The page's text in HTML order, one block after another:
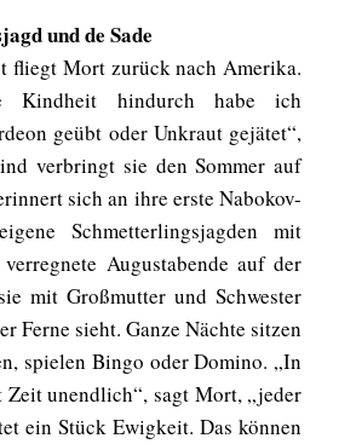
und de Sade
fliegt Mort zurück nach Amerika.
Kindheit hindurch habe ich
geübt oder Unkraut gejätet“,
verbringt sie den Sommer auf
sich an ihre erste Nabokov-
Schmetterlingsjagden mit
Augustabende auf der
mit Großmutter und Schwester
Ferne sieht. Ganze Nächte sitzen
spielen Bingo oder Domino. „In
unendlich“, sagt Mort, „jeder
ein Stück Ewigkeit. Das können